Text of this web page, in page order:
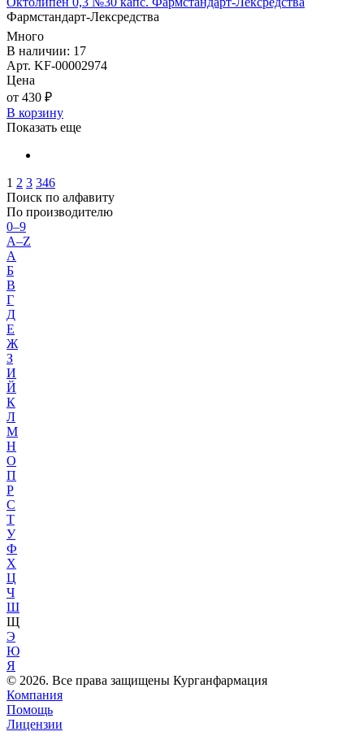
Фармстандарт-Лексредства
Много
В наличии: 17
Арт. KF-00002974
Цена
от 430 ₽
В корзину
Показать еще
1 2 3 346
Поиск по алфавиту
По производителю
0–9
A–Z
А
Б
В
Г
Д
Е
Ж
З
И
Й
К
Л
М
Н
О
П
Р
С
Т
У
Ф
Х
Ц
Ч
Ш
Щ
Э
Ю
Я
© 2026. Все права защищены Курганфармация
Компания
Помощь
Лицензии